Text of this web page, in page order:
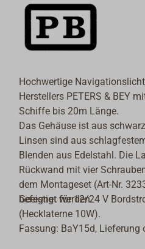
Hochwertige
Herstellers PETERS & BEY
Schiffe bis 20m Länge.
Das Gehäuse ist aus
Linsen sind aus
Blenden aus Edelstahl. Die
Rückwand mit vier
dem Montageset (Art-Nr.
befestigt werden.
Geeignet für 12/24 V
(Hecklaterne 10W).
Fassung: BaY15d, Lieferung